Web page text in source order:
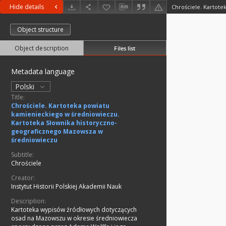
Hide details
Object structure
Object description Files list
Metadata language
Polski
Title:
Chrościele. Kartoteka powiatu
kamienieckiego w średniowieczu.
Kartoteka Słownika historyczno-
geograficznego Mazowsza w
średniowieczu
Subtitle:
Chrościele
Creator:
Instytut Historii Polskiej Akademii Nauk
Description:
Kartoteka wypisów źródłowych dotyczących
osad na Mazowszu w okresie średniowiecza